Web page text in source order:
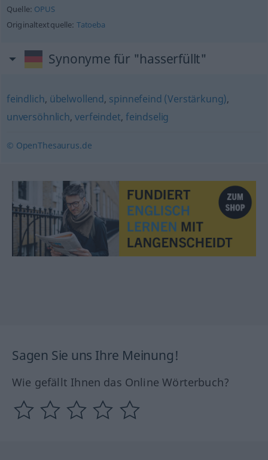
Quelle: OPUS
Originaltextquelle: Tatoeba
Synonyme für "hasserfüllt"
feindlich, übelwollend, spinnefeind (Verstärkung),
unversöhnlich,verfeindet, feindselig
© OpenThesaurus.de
Sagen Sie uns Ihre Meinung!
Wie gefällt Ihnen das Online Wörterbuch?